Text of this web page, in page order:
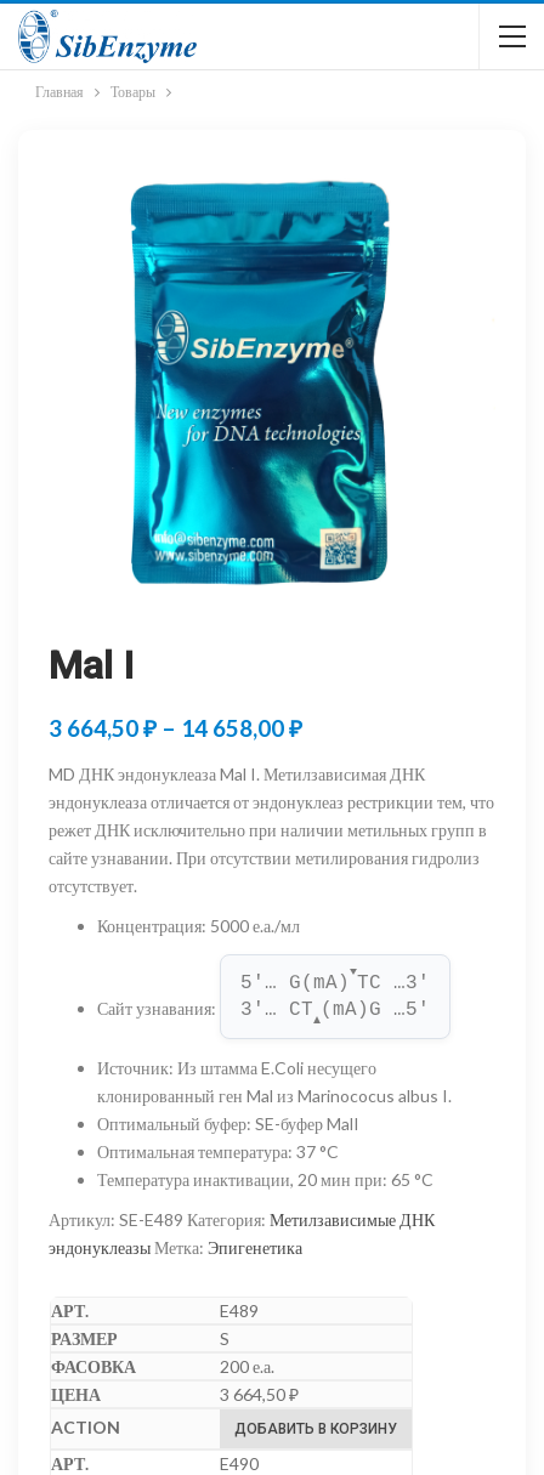
Главная Товары
Mal I
3 664,50₽ – 14 658,00₽Диапазон
цен:
3
664,50 ₽
658,00 ₽
MD ДНК эндонуклеаза Mal I. Метилзависимая ДНК
эндонуклеаза отличается от эндонуклеаз рестрикции тем, что
режет ДНК исключительно при наличии метильных групп в
сайте узнавании. При отсутствии метилирования гидролиз
отсутствует.
Концентрация: 5000 е.а./мл
Сайт узнавания:
5'… G(mA)
▼
TC …3'
3'… CT▲(mA)G …5'
Источник: Из штамма E.Coli несущего
клонированный ген Mal из Marinococus albus I.
Оптимальный буфер: SE-буфер MalI
Оптимальная температура: 37 °C
Температура инактивации, 20 мин при: 65 °C
Артикул: SE-E489 Категория: Метилзависимые ДНК
эндонуклеазыМетка: Эпигенетика
E489
S
200 е.а.
3 664,50₽
ДОБАВИТЬ В КОРЗИНУ
E490